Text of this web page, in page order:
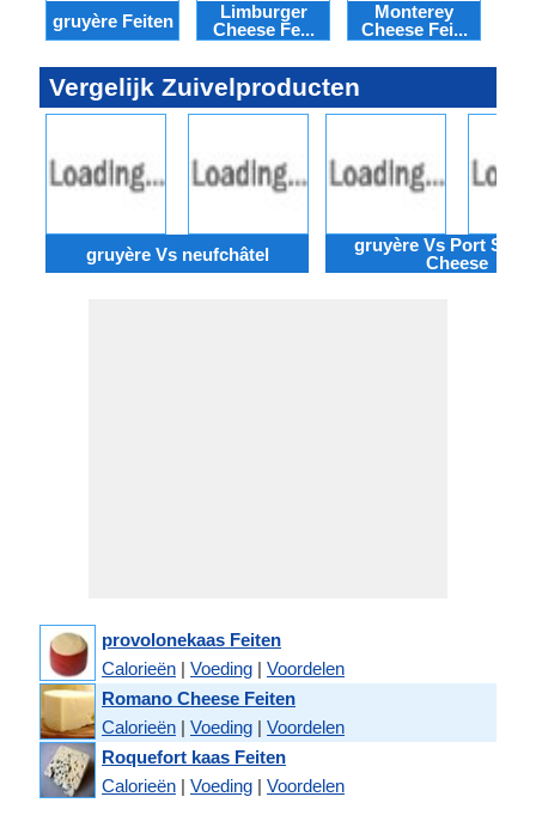
gruyère Feiten
Limburger
Cheese Fe...
Monterey
Cheese Fei...
Vergelijk Zuivelproducten
gruyère Vs neufchâtel
gruyère Vs Port Salut
Cheese
provolonekaas Feiten
Calorieën | Voeding | Voordelen
Romano Cheese Feiten
Calorieën | Voeding | Voordelen
Roquefort kaas Feiten
Calorieën | Voeding | Voordelen